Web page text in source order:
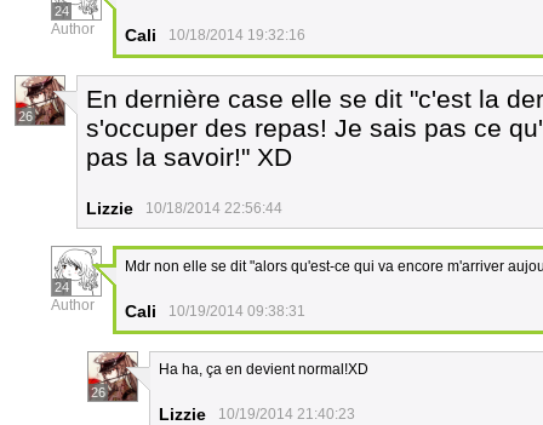
24
Author Cali 10/18/2014 19:32:16
26
En dernière case elle se dit "c'est la
s'occuper des repas! Je sais pas ce
pas la savoir!" XD
Lizzie 10/18/2014 22:56:44
24
Author
Mdr non elle se dit "alors qu'est-ce qui va encore m'arriver
Cali 10/19/2014 09:38:31
26
Ha ha, ça en devient normal!XD
Lizzie 10/19/2014 21:40:23